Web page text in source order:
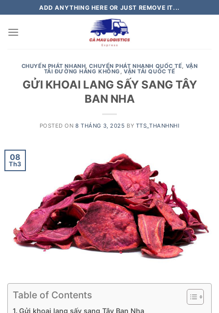
to
content
ADD ANYTHING HERE OR JUST REMOVE IT...
CHUYỂN PHÁT NHANH,CHUYỂN PHÁT NHANH QUỐC TẾ, VẬN
TẢI ĐƯỜNG HÀNG KHÔNG , VẬN TẢI QUỐC TẾ
GỬI KHOAI LANG SẤY SANG TÂY
BAN NHA
POSTED ON8 THÁNG 3, 2025 BY TTS_THANHNHI
08
Th3
Table of Contents
Gửi khoai lang sấy sang Tây Ban Nha